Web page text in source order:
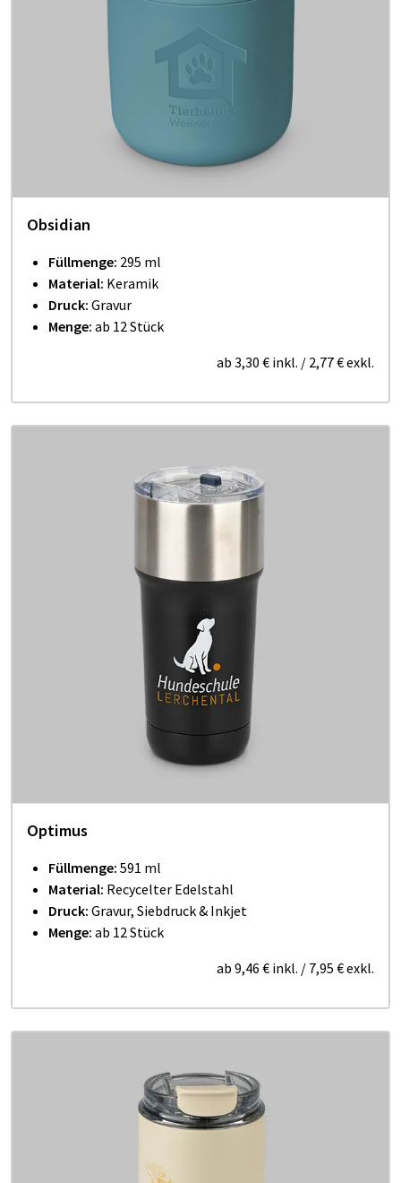
Obsidian
Füllmenge: 295 ml
Material: Keramik
Druck: Gravur
Menge: ab 12 Stück
ab 3,30 € inkl. / 2,77 €exkl.
Optimus
Füllmenge: 591 ml
Material: Recycelter Edelstahl
Druck: Gravur, Siebdruck & Inkjet
Menge: ab 12 Stück
ab 9,46 € inkl. / 7,95 €exkl.